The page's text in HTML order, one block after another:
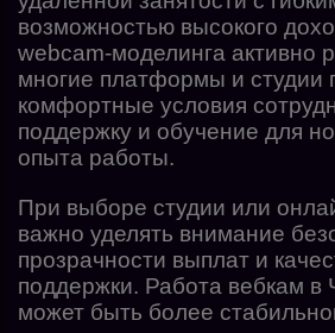
возможностью высокого
webcam-моделинга активно
многие платформы и студии
комфортные условия
поддержку и обучение для
опыта работы.
При выборе студии или
важно уделять внимание
прозрачности выплат и
поддержки. Работа вебкам в
может быть более